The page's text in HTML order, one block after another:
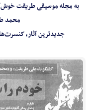
به مجله‌ موسیقی طریقت
محمد
جدید‌ترین آثار،